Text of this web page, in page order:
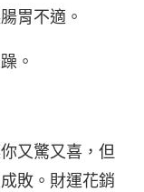
胃不適。
。
又驚又喜，但
敗。財運花銷